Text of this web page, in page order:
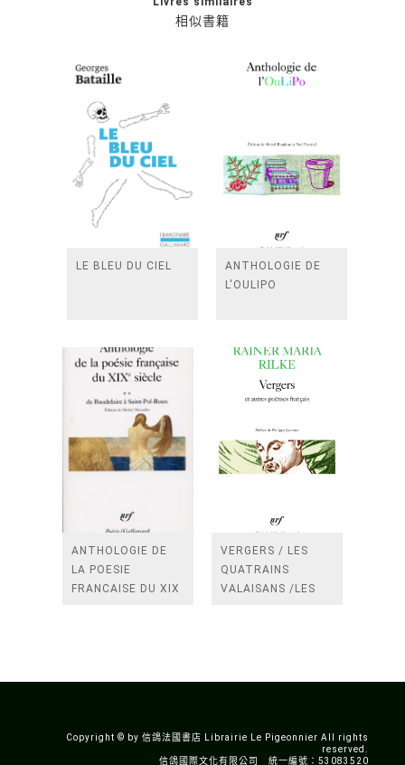
相似書籍
LE BLEU DU CIEL
ANTHOLOGIE DE
L'OULIPO
ANTHOLOGIE DE
LA POESIE
FRANCAISE DU XIX
VERGERS / LES
QUATRAINS
VALAISANS /LES
Copyright © by 信鴿法國書店 Librairie Le Pigeonnier All rights
reserved.
信鴿國際文化有限公司 統一編號：53083520